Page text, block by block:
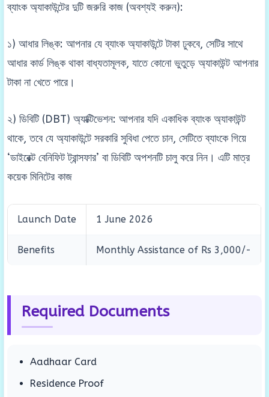
ব্যাংক অ্যাকাউন্টের দুটি জরুরি কাজ (অবশ্যই করুন):
১) আধার লিঙ্ক: আপনার যে ব্যাংক অ্যাকাউন্টে টাকা ঢুকবে, সেটির সাথে
আধার কার্ড লিঙ্ক থাকা বাধ্যতামূলক, যাতে কোনো ভুতুড়ে অ্যাকাউন্ট আপনার
টাকা না খেতে পারে।
২) ডিবিটি (DBT) অ্যাক্টিভেশন: আপনার যদি একাধিক ব্যাংক অ্যাকাউন্ট
থাকে, তবে যে অ্যাকাউন্টে সরকারি সুবিধা পেতে চান, সেটিতে ব্যাংকে গিয়ে
‘ডাইরেক্ট বেনিফিট ট্রান্সফার’ বা ডিবিটি অপশনটি চালু করে নিন। এটি মাত্র
কয়েক মিনিটের কাজ
Launch Date 1 June 2026
Benefits Monthly Assistance of Rs 3,000/-
Required Documents
Aadhaar Card
Residence Proof